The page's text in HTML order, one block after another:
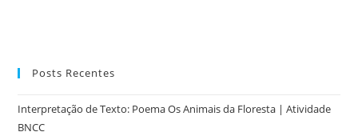
Posts Recentes
Interpretação de Texto: Poema Os Animais da Floresta | Atividade
BNCC